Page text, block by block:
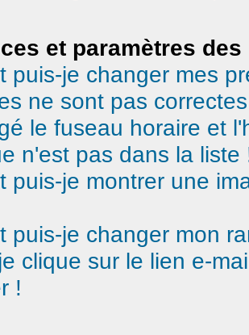
et paramètres
puis-je changer mes
ne sont pas
le fuseau horaire et
n'est pas dans la liste
puis-je montrer une
puis-je changer mon
clique sur le lien e-
!